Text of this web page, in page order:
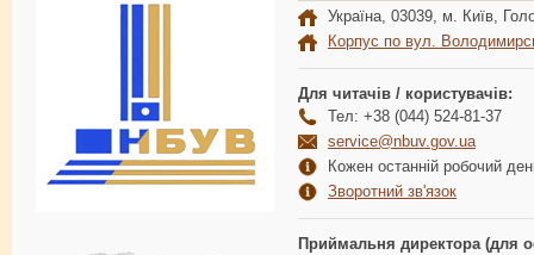
Україна, 03039, м. Київ,
Корпус по вул.
Для читачів / користувачів:
Тел: +38 (044) 524-81-37
service@nbuv.gov.ua
Кожен останній робочий
Зворотний зв'язок
Приймальня директора (для